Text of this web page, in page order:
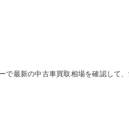
最新の中古車買取相場を確認して